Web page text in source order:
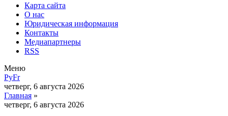
Карта сайта
О нас
Юридическая информация
Контакты
Медиапартнеры
RSS
Меню
РуFr
четверг, 6 августа 2026
Главная »
четверг, 6 августа 2026